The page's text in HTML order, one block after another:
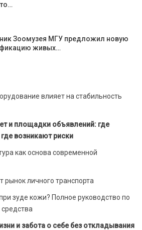
Зоомузея МГУ предложил новую
живых…
влияет на стабильность
и площадки объявлений: где
возникают риски
как основа современной
рынок личного транспорта
зуде кожи? Полное руководство по
и забота о себе без откладывания